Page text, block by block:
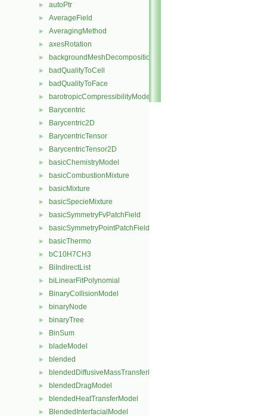
► autoPtr
► AverageField
► AveragingMethod
► axesRotation
► backgroundMeshDecomposition
► badQualityToCell
► badQualityToFace
► barotropicCompressibilityModel
► Barycentric
► Barycentric2D
► BarycentricTensor
► BarycentricTensor2D
► basicChemistryModel
► basicCombustionMixture
► basicMixture
► basicSpecieMixture
► basicSymmetryFvPatchField
► basicSymmetryPointPatchField
► basicThermo
► bC10H7CH3
► BiIndirectList
► biLinearFitPolynomial
► BinaryCollisionModel
► binaryNode
► binaryTree
► BinSum
► bladeModel
► blended
► blendedDiffusiveMassTransferModel
► blendedDragModel
► blendedHeatTransferModel
► BlendedInterfacialModel